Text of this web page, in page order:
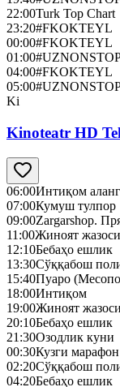
22:00Turk Top Chart
23:20#FKOKTEYL
00:00#FKOKTEYL
01:00
04:00#FKOKTEYL
05:00
Ki
Kinoteatr HD
06:00Интиқом
07:00Кумуш тулпор
09:00Zargarshop.
11:00Жиноят
12:10Бебаҳо ешлик
13:30Сўққабош
15:40Пуаро
18:00Интиқом
19:00Жиноят
20:10Бебаҳо ешлик
21:30Озодлик куни
00:30Кузги марафон
02:20Сўққабош
04:20Бебаҳо ешлик